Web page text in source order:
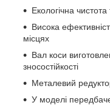
Екологічна
Висока
місцях
Вал коси
зносостійкості
Металевий
У моделі